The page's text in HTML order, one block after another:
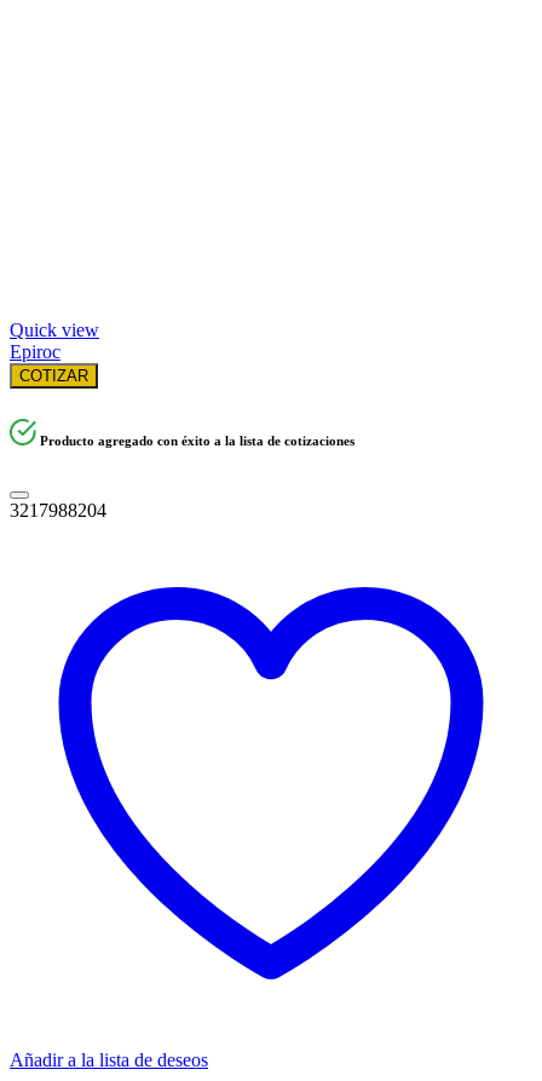
Quick view
Epiroc
COTIZAR
Producto agregado con éxito a la lista de cotizaciones
3217988204
Añadir a la lista de deseos